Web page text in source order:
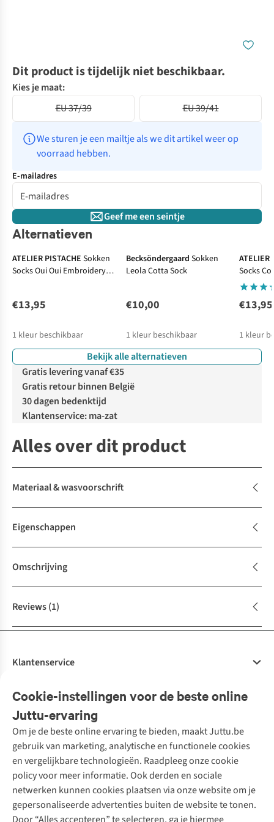
Dit product is tijdelijk niet beschikbaar.
Kies je maat:
EU 37/39
EU 39/41
We sturen je een mailtje als we dit artikel weer op
voorraad hebben.
E-mailadres
Geef me een seintje
Alternatieven
ATELIER PISTACHE Sokken
Socks Oui Oui Embroidery
€13,95
1 kleur beschikbaar
Becksöndergaard Sokken
Leola Cotta Sock
€10,00
1 kleur beschikbaar
ATELIER
Socks
€13,95
1 kleur
Bekijk alle alternatieven
Gratis levering vanaf €35
Gratis retour binnen België
30 dagen bedenktijd
Klantenservice: ma-zat
Alles over dit product
Materiaal & wasvoorschrift
Eigenschappen
Omschrijving
Reviews(1)
Cookie-instellingen voor de beste online
Juttu-ervaring
Om je de beste online ervaring te bieden, maakt Juttu.be
gebruik van marketing, analytische en functionele cookies
en vergelijkbare technologieën. Raadpleeg onze cookie
policy voor meer informatie. Ook derden en sociale
netwerken kunnen cookies plaatsen via onze website om je
gepersonaliseerde advertenties buiten de website te tonen.
Klantenservice
Bestellen
Betalen
10% studentenkorting
Klarna - achteraf betalen
Levering
Retourneren
Bestelling herroepen
Garantie
Onze diensten
Tweedehands - ReJUsed
Kledingatelier
Personal shopping
Textielbox
Events / workshops
Juttu
Over ons
Juttu Friends
Inspiratie
Werken bij Juttu
Onze winkels
Merken
Nathalie Vleeschouwer
Selected dames
Meld je aan voor de nieuwsbrief